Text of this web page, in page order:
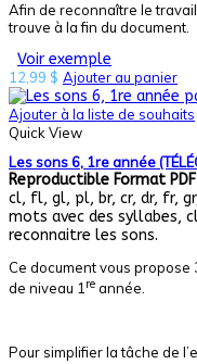
Afin de reconnaître le
trouve à la fin du document.
Voir exemple
12,99 $ Ajouter au panier
Ajouter à la liste de souhaits
Quick View
Les sons 6, 1re année
Reproductible Format PDF
cl, fl, gl, pl, br, cr, dr, fr,
mots avec des syllabes,
reconnaitre les sons.
Ce document vous
de niveau 1re année.
Pour simplifier la tâche de